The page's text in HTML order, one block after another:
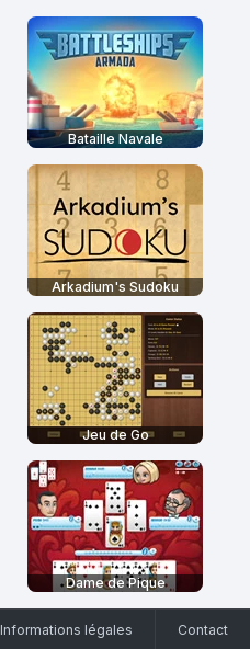
Bataille Navale
Arkadium's Sudoku
Jeu de Go
Dame de Pique
Informations légales Contact